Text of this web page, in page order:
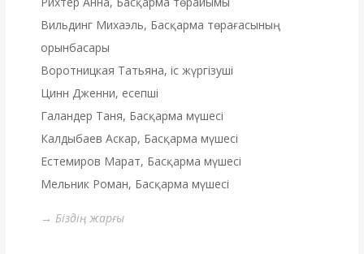
Вильдинг Михаэль, Басқарма төрағасының
орынбасары
Воротницкая Татьяна, іс жүргізуші
Цинн Дженни, есепші
Галандер Таня, Басқарма мүшесі
Калдыбаев Аскар, Басқарма мүшесі
Естемиров Марат, Басқарма мүшесі
Мельник Роман, Басқарма мүшесі
→ Біздің жарғы